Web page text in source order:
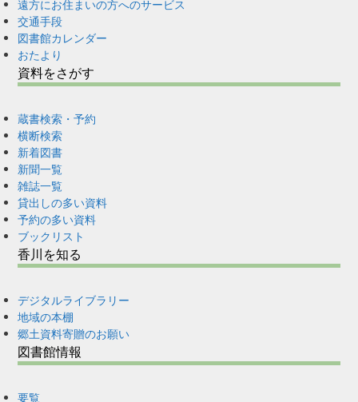
遠方にお住まいの方へのサービス
交通手段
図書館カレンダー
おたより
資料をさがす
蔵書検索・予約
横断検索
新着図書
新聞一覧
雑誌一覧
貸出しの多い資料
予約の多い資料
ブックリスト
香川を知る
デジタルライブラリー
地域の本棚
郷土資料寄贈のお願い
図書館情報
要覧